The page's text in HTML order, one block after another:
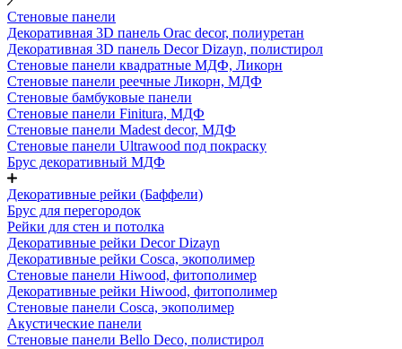
Стеновые панели
Декоративная 3D панель Orac decor, полиуретан
Декоративная 3D панель Decor Dizayn, полистирол
Стеновые панели квадратные МДФ, Ликорн
Стеновые панели реечные Ликорн, МДФ
Стеновые бамбуковые панели
Стеновые панели Finitura, МДФ
Стеновые панели Madest decor, МДФ
Стеновые панели Ultrawood под покраску
Брус декоративный МДФ
Декоративные рейки (Баффели)
Брус для перегородок
Рейки для стен и потолка
Декоративные рейки Decor Dizayn
Декоративные рейки Cosca, экополимер
Стеновые панели Hiwood, фитополимер
Декоративные рейки Hiwood, фитополимер
Стеновые панели Cosca, экополимер
Акустические панели
Стеновые панели Bello Deco, полистирол